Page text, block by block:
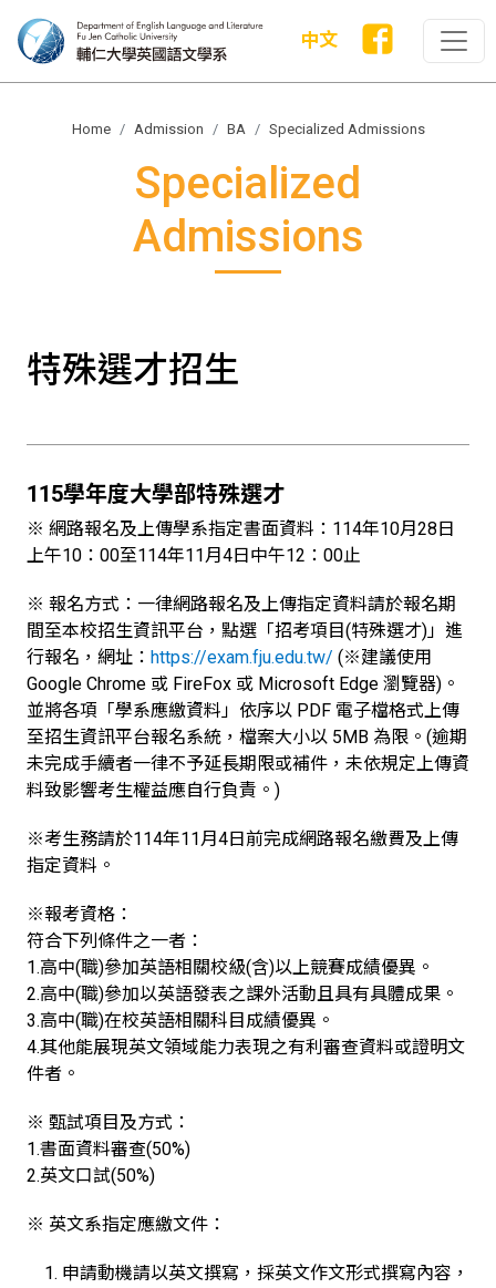
中文
Home Admission BA Specialized Admissions
Specialized
Admissions
特殊選才招生
115學年度大學部特殊選才
※ 網路報名及上傳學系指定書面資料：114年10月28日
上午10：00至114年11月4日中午12：00止
※ 報名方式：一律網路報名及上傳指定資料請於報名期
間至本校招生資訊平台，點選「招考項目(特殊選才)」進
行報名，網址： https://exam.fju.edu.tw/ (※建議使用
Google Chrome 或 FireFox 或 Microsoft Edge 瀏覽器)。
並將各項「學系應繳資料」依序以 PDF 電子檔格式上傳
至招生資訊平台報名系統，檔案大小以 5MB 為限。(逾期
未完成手續者一律不予延長期限或補件，未依規定上傳資
料致影響考生權益應自行負責。)
※考生務請於114年11月4日前完成網路報名繳費及上傳
指定資料。
※報考資格：
符合下列條件之一者：
1.高中(職)參加英語相關校級(含)以上競賽成績優異。
2.高中(職)參加以英語發表之課外活動且具有具體成果。
3.高中(職)在校英語相關科目成績優異。
4.其他能展現英文領域能力表現之有利審查資料或證明文
件者。
※ 甄試項目及方式：
1.書面資料審查(50%)
2.英文口試(50%)
※ 英文系指定應繳文件：
申請動機請以英文撰寫，採英文作文形式撰寫內容，